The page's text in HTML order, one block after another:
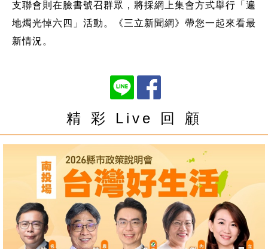
支聯會則在臉書號召群眾，將採網上集會方式舉行「遍
地燭光悼六四」活動。《三立新聞網》帶您一起來看最
新情況。
精 彩 Live 回 顧